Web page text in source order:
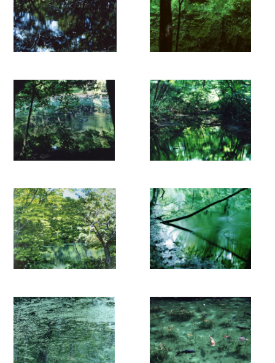
Spiegel wirkt und komplizierte optische Effekte erzeugt. [...]
Der Anblick eines scheinbar aussergewöhnlich tiefen Raumes,
der in der flachen Wasseroberfläche erscheint, ist ein
Mysterium, und unser Blick wird gelockt, ja sogar tief in diese
werden die Blätter in völliger Authentizität gezeigt, so dass es
unmöglich ist, die Reflexionen von den tatsächlich im Boden
und in der Luft stehenden Bäumen zu unterscheiden. Das
Ergebnis ist eine mimetische Darstellung, die nur innerhalb der
Fotografien existiert. In ihrer Präsentation vertauscht Suzuki
die Positionen von Luft und Wasser, indem er die vertikalen
Ausrichtungen der Fotografien vertauscht. Bei dem Versuch zu
bestimmen, ob es sich um ein Foto von Bäumen oder um deren
Erfahrung, bei der die Werke selbst zu einer eigenwilligen
fotografischen Theorie werden. Mit seinen üppigen,
nachdenklichen Bildern lädt 'Water Mirror' zu einer
faszinierenden Reise der Wahrnehmung ein und wird
wahrscheinlich zu einem der repräsentativsten Werke Suzukis
werden.